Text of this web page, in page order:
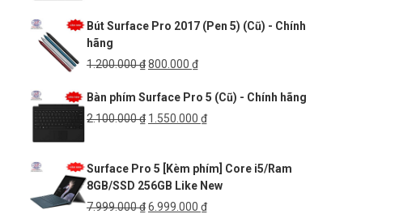
là:
tại
Bút Surface Pro 2017 (Pen 5) (Cũ) - Chính
hãng
1.200.000₫Giá
là:
1.200.000 ₫.
800.000 ₫Giá
tại
là:
Bàn phím Surface Pro 5 (Cũ) - Chính hãng
2.100.000₫ Giá
2.100.000 ₫.
1.550.000 ₫Giá
là:
1.550.000 ₫.
Surface Pro 5 [Kèm phím] Core i5/Ram
8GB/SSD 256GB Like New
7.999.000₫Giá
6.999.000 ₫Giá